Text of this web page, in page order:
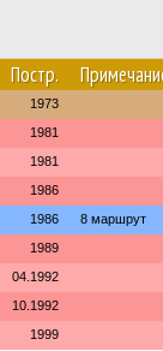
Постр.
1973
1981
1981
1986
1986 8 маршрут
1989
04.1992
10.1992
1999